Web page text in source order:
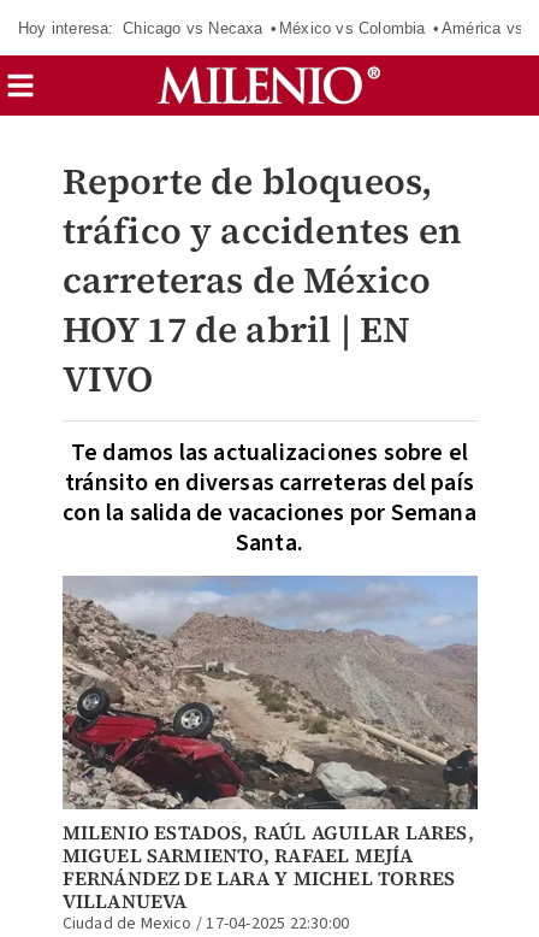
Hoy interesa: Chicago vs Necaxa México vs Colombia América vs
Reporte de bloqueos,
tráfico y accidentes en
carreteras de México
HOY 17 de abril | EN
VIVO
Te damos las actualizaciones sobre el
tránsito en diversas carreteras del país
con la salida de vacaciones por Semana
Santa.
MILENIO ESTADOS, RAÚL AGUILAR LARES,
MIGUEL SARMIENTO,RAFAEL MEJÍA
FERNÁNDEZ DE LARAY MICHEL TORRES
VILLANUEVA
Ciudad de Mexico /17-04-2025 22:30:00